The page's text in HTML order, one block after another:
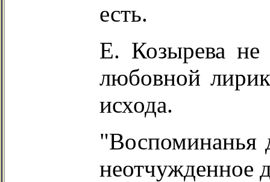
есть.
Е. Козырева не
любовной
исхода.
"Воспоминанья
неотчужденное